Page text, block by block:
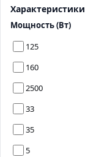
Характеристики
Мощность (Вт)
125
160
2500
33
35
5